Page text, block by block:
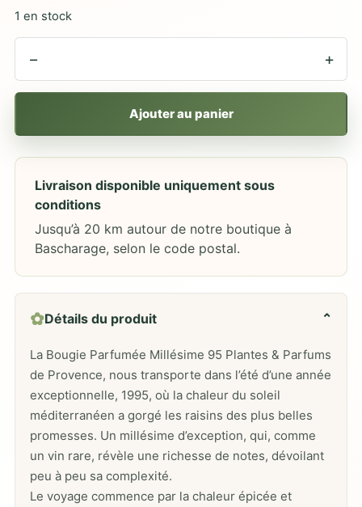
1 en stock
− +
Ajouter au panier
Livraison disponible uniquement sous
conditions
Jusqu’à 20 km autour de notre boutique à
Bascharage, selon le code postal.
✿Détails du produit ⌄
La Bougie Parfumée Millésime 95 Plantes & Parfums
de Provence, nous transporte dans l’été d’une année
exceptionnelle, 1995, où la chaleur du soleil
méditerranéen a gorgé les raisins des plus belles
promesses. Un millésime d’exception, qui, comme
un vin rare, révèle une richesse de notes, dévoilant
peu à peu sa complexité.
Le voyage commence par la chaleur épicée et